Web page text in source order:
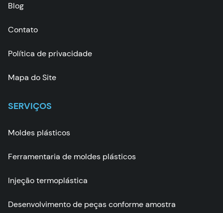
Blog
Contato
Política de privacidade
Mapa do Site
SERVIÇOS
Moldes plásticos
Ferramentaria de moldes plásticos
Injeção termoplástica
Desenvolvimento de peças conforme amostra